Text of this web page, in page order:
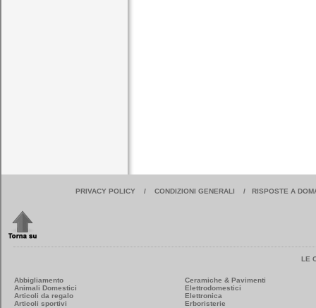
PRIVACY POLICY / CONDIZIONI GENERALI / RISPOSTE A
LE
Abbigliamento
Animali Domestici
Articoli da regalo
Articoli sportivi
Ceramiche & Pavimenti
Elettrodomestici
Elettronica
Erboristerie